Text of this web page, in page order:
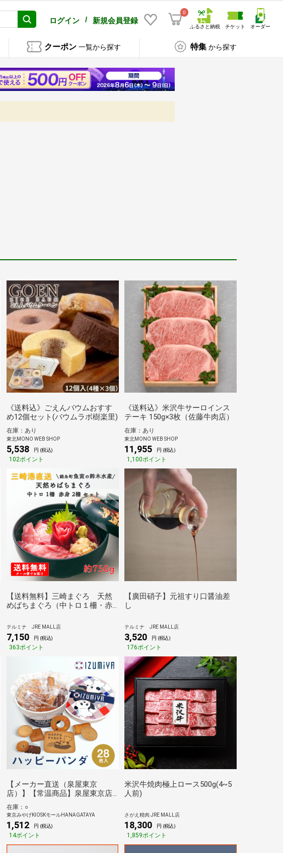
ログイン / 新規会員登録
0
ふるさと納税 チケット オーダー
クーポン 一覧から探す 特集 から探す
《送料込》ごえんバウムおすす
め12個セット(バウムラボ樹楽里)
在庫：あり
東北MONO WEB SHOP
5,538 円 (税込)
102ポイント
《送料込》米沢牛サーロインス
テーキ 150g×3枚（佐藤牛肉店）
在庫：あり
東北MONO WEB SHOP
11,955 円 (税込)
1,100ポイント
【送料無料】三崎まぐろ 天然
めばちまぐろ（中トロ１柵・赤
テルミナ JRE MALL店
7,150 円 (税込)
363ポイント
【廣田硝子】元祖すり口醤油差
し
テルミナ JRE MALL店
3,520 円 (税込)
176ポイント
【メーカー直送（泉屋東京
店）】【常温商品】泉屋東京店
ハッピーパンダ 28枚入
在庫：○
東京みやげKIOSKモールHANAGATAYA
1,512 円 (税込)
14ポイント
米沢牛焼肉極上ロース500g(4~5
人前)
さがえ精肉 JRE MALL店
18,300 円 (税込)
1,859ポイント